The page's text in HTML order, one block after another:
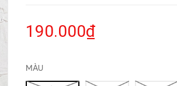
190.000₫
MÀU